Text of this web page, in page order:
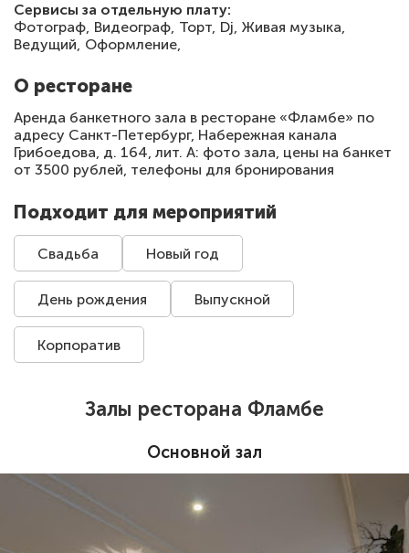
Сервисы за отдельную плату:
Фотограф, Видеограф, Торт, Dj, Живая музыка,
Ведущий, Оформление,
О ресторане
Аренда банкетного зала в ресторане «Фламбе» по
адресу Санкт-Петербург, ​Набережная канала
Грибоедова, д. 164, лит. А: фото зала, цены на банкет
от 3500 рублей, телефоны для бронирования
Подходит для мероприятий
Свадьба Новый год
День рождения Выпускной
Корпоратив
Залы ресторана Фламбе
Основной зал